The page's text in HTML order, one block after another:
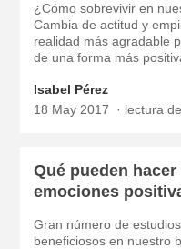
¿Cómo sobrevivir en
Cambia de actitud y
realidad más agradable
de una forma más
Isabel Pérez
18 May 2017
lectura
Qué pueden
emociones
Gran número de
beneficiosos en nuestro